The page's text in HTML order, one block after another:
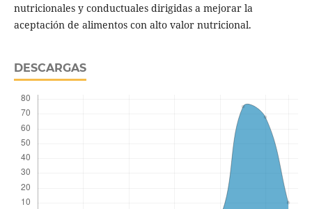
nutricionales y conductuales dirigidas a mejorar la
aceptación de alimentos con alto valor nutricional.
DESCARGAS